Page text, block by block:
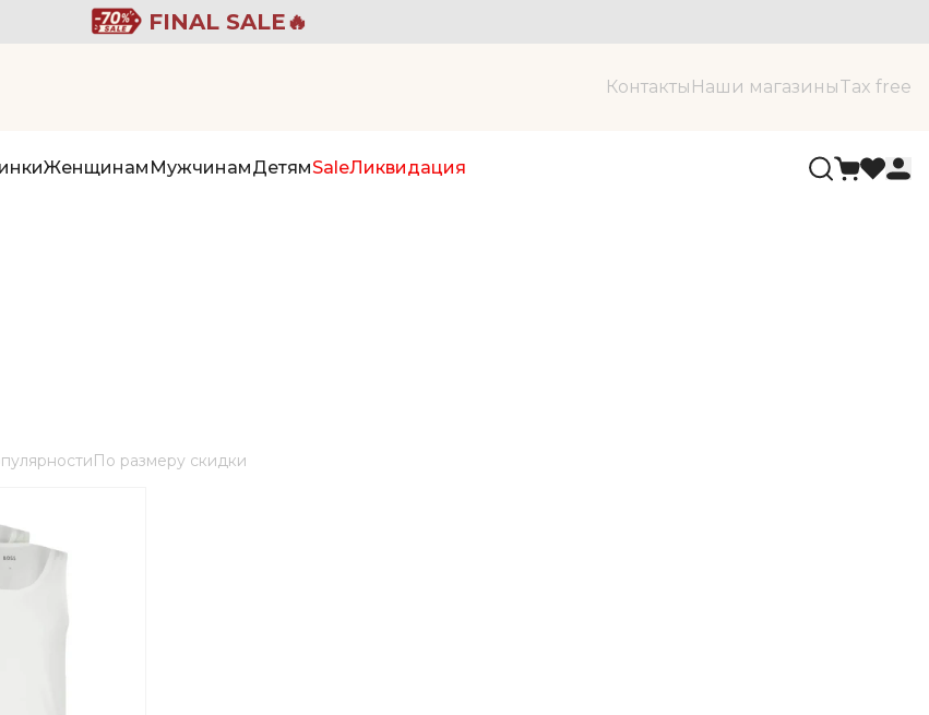
FINAL SALE🔥
Контакты Наши магазиныTax free
Женщинам МужчинамДетямSaleЛиквидация
По размеру скидки